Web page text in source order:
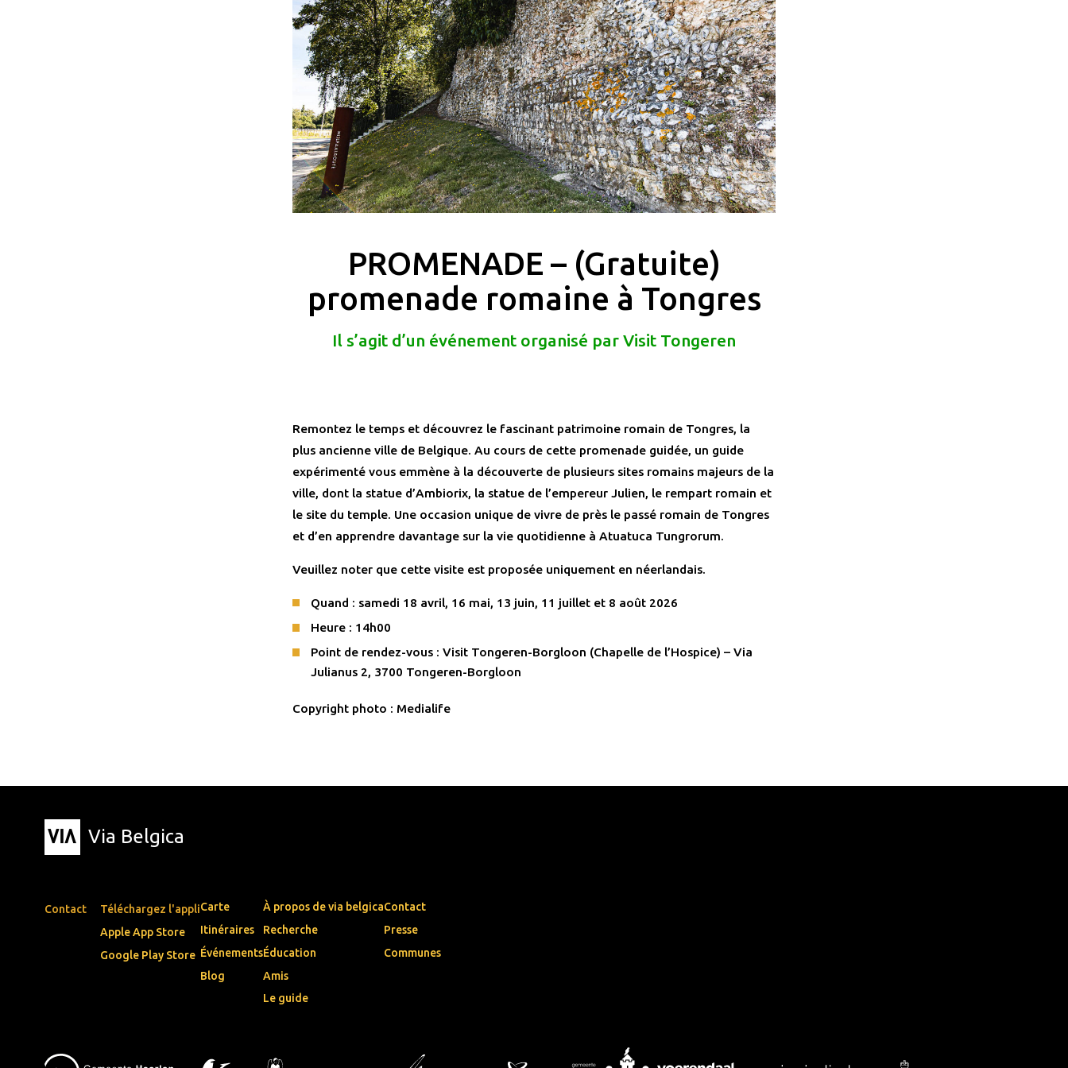
PROMENADE – (Gratuite)
promenade romaine à Tongres
Il s’agit d’un événement organisé par Visit Tongeren
Remontez le temps et découvrez le fascinant patrimoine romain de Tongres, la
plus ancienne ville de Belgique. Au cours de cette promenade guidée, un guide
expérimenté vous emmène à la découverte de plusieurs sites romains majeurs de la
ville, dont la statue d’Ambiorix, la statue de l’empereur Julien, le rempart romain et
le site du temple. Une occasion unique de vivre de près le passé romain de Tongres
et d’en apprendre davantage sur la vie quotidienne à Atuatuca Tungrorum.
Veuillez noter que cette visite est proposée uniquement en néerlandais.
Quand : samedi 18 avril, 16 mai, 13 juin, 11 juillet et 8 août 2026
Heure : 14h00
Point de rendez-vous : Visit Tongeren-Borgloon (Chapelle de l’Hospice) – Via
Julianus 2, 3700 Tongeren-Borgloon
Copyright photo : Medialife
Via Belgica
Contact
Téléchargez l'appli
Apple App Store
Google Play Store
Carte
Itinéraires
Événements
Blog
À propos de via belgica
Recherche
Éducation
Amis
Le guide
Contact
Presse
Communes